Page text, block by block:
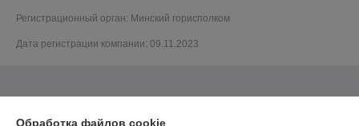
Регистрационный орган: Минский горисполком
Дата регистрации компании: 09.11.2023
Обработка файлов cookie